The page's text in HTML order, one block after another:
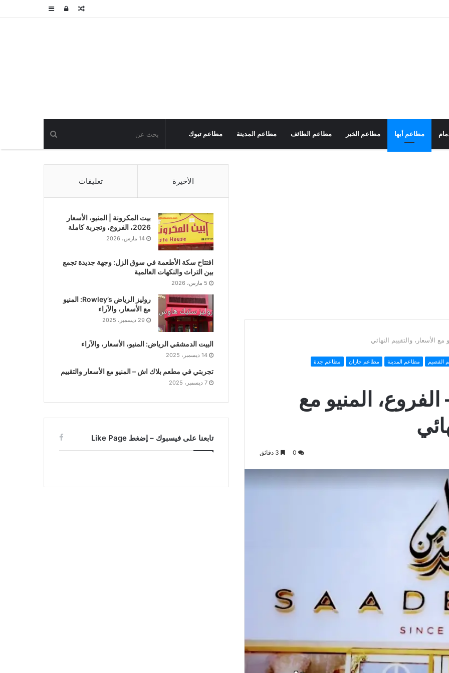
عمودتسجيلمقال
مطاعم أبها مطاعم الخبر مطاعم الطائف مطاعم المدينة مطاعم تبوك
الأسعار، والتقييم النهائي
القصيم مطاعم المدينة مطاعم جازان مطاعم جدة
المنيو مع
الأخيرة تعليقات
بيت المكرونة | المنيو، الأسعار
2026، الفروع، وتجربة كاملة
14 مارس، 2026
افتتاح سكة الأطعمة في سوق الزل: وجهة جديدة تجمع
بين التراث والنكهات العالمية
5 مارس، 2026
روليز الرياض Rowley’s: المنيو
مع الأسعار، والآراء
29 ديسمبر، 2025
البيت الدمشقي الرياض: المنيو، الأسعار، والآراء
14 ديسمبر، 2025
تجربتي في مطعم بلاك اش – المنيو مع الأسعار والتقييم
7 ديسمبر، 2025
تابعنا على فيسبوك – إضغط Like Page